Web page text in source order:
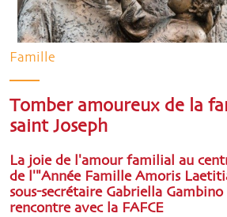
Famille
Tomber amoureux de la
saint Joseph
La joie de l'amour familial au
de l'"Année Famille Amoris
sous-secrétaire Gabriella
rencontre avec la FAFCE